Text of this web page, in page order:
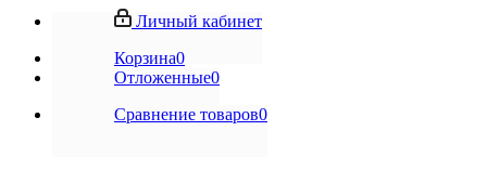
Личный кабинет
Корзина0
Отложенные0
Сравнение товаров0